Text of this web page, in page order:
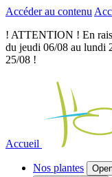
Accéder au contenu
! ATTENTION ! En
du jeudi 06/08 au lundi
25/08 !
Accueil
Nos plantes